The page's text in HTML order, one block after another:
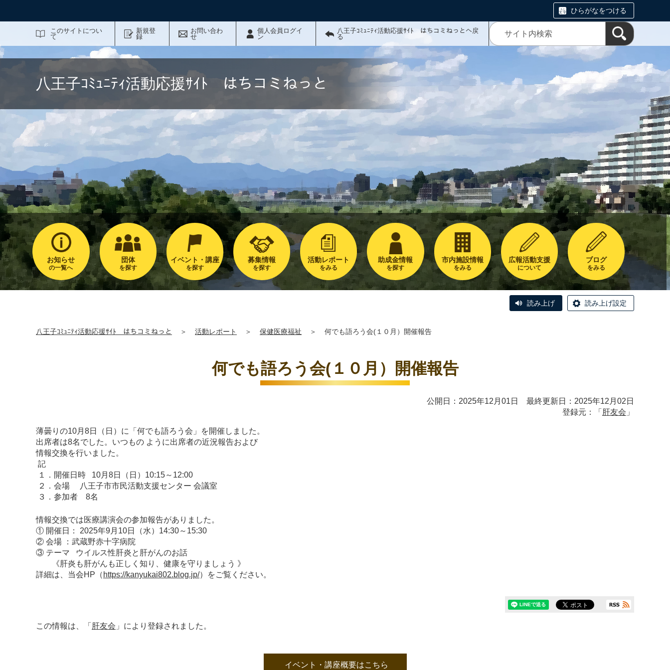
ひらがなをつける
このサイトについ
て
新規登
録
お問い合わ
せ
個人会員ログイ
ン
八王子ｺﾐｭﾆﾃｨ活動応援ｻｲﾄ はちコミねっとへ戻
る
八王子ｺﾐｭﾆﾃｨ活動応援ｻｲﾄ はちコミねっと
お知らせ
の一覧へ
団体
を探す
イベント・講座
を探す
募集情報
を探す
活動レポート
をみる
助成金情報
を探す
市内施設情報
をみる
広報活動支援
について
ブログ
をみる
読み上げ 読み上げ設定
八王子ｺﾐｭﾆﾃｨ活動応援ｻｲﾄ はちコミねっと ＞ 活動レポート ＞ 保健医療福祉 ＞ 何でも語ろう会(１０月）開催報告
何でも語ろう会(１０月）開催報告
公開日：2025年12月01日 最終更新日：2025年12月02日
登録元：「 肝友会 」
薄曇りの10月8日（日）に「何でも語ろう会」を開催しました。
出席者は8名でした。いつもの ように出席者の近況報告および
情報交換を行いました。
記
１．開催日時 10月8日（日）10:15～12:00
２．会場 八王子市市民活動支援センター 会議室
３．参加者 8名
情報交換では医療講演会の参加報告がありました。
① 開催日： 2025年9月10日（水）14:30～15:30
② 会場 ：武蔵野赤十字病院
③ テーマ ウイルス性肝炎と肝がんのお話
《肝炎も肝がんも正しく知り、健康を守りましょう 》
詳細は、当会HP（ https://kanyukai802.blog.jp/）をご覧ください。
この情報は、「 肝友会 」により登録されました。
イベント・講座概要はこちら